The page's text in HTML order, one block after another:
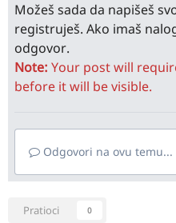
Možeš sada da napišeš
registruješ. Ako imaš
odgovor.
Note: Your post will
before it will be visible.
Odgovori na ovu temu...
Pratioci 0